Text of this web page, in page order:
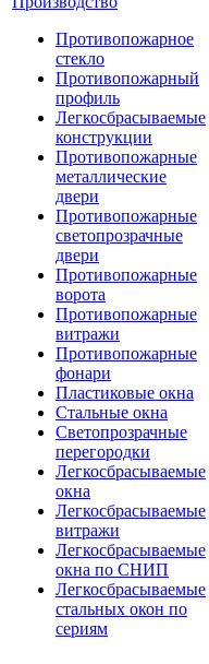
Противопожарное
стекло
Противопожарный
профиль
Легкосбрасываемые
конструкции
Противопожарные
металлические
двери
Противопожарные
светопрозрачные
двери
Противопожарные
ворота
Противопожарные
витражи
Противопожарные
фонари
Пластиковые окна
Стальные окна
Светопрозрачные
перегородки
Легкосбрасываемые
окна
Легкосбрасываемые
витражи
Легкосбрасываемые
окна по СНИП
Легкосбрасываемые
стальных окон по
сериям